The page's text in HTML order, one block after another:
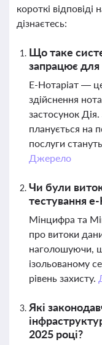
короткі відповіді
дізнаєтесь:
Що таке
запрацює для
Е-Нотаріат —
здійснення
застосунок
планується на
послуги
Джерело
Чи були
тестування
Мінцифра та
про витоки
наголошуючи,
ізольованому
рівень захисту.
Які
2025 році?